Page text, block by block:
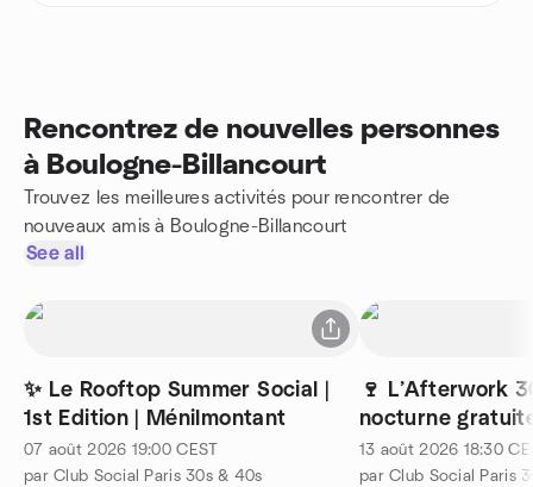
Rencontrez de nouvelles personnes
à Boulogne-Billancourt
Trouvez les meilleures activités pour rencontrer de
nouveaux amis à Boulogne-Billancourt
See all
✨ Le Rooftop Summer Social |
1st Edition | Ménilmontant
07 août 2026 19:00 CEST
par Club Social Paris 30s & 40s
🍷 L’Afterwork
nocturne
Tokyo ✨
13 août 2026 18:30
par Club Social Paris